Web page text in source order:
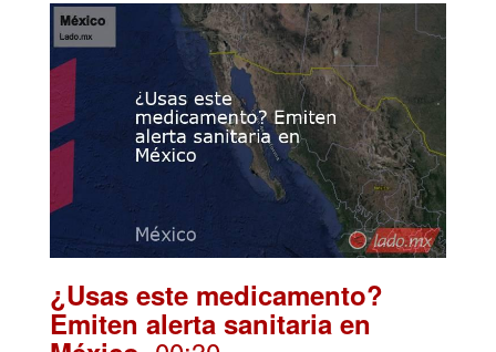
¿Usas este medicamento?
Emiten alerta sanitaria en